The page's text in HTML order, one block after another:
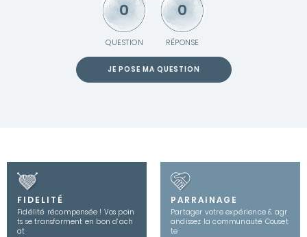
0
QUESTION
0
RÉPONSE
JE POSE MA QUESTION
FIDELITÉ
Fidélité récompensée ! Vos poin
ts se transforment en bon d’ach
at
PARRAINAGE
Partager votre expérience & agr
andissez la communauté Couset
te